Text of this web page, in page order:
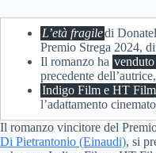
L’età fragiledi
Premio Strega 2024,
Il romanzo ha
precedente dell’autrice,
Indigo Film e HT Film
l’adattamento
Il romanzo vincitore del
Di Pietrantonio (Einaudi), si